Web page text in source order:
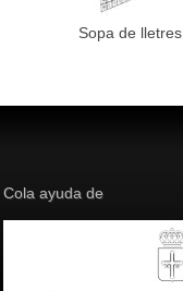
Sopa de lletres
Cola ayuda de